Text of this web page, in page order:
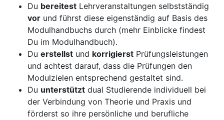
Du bereitest Lehrveranstaltungen selbstständig
vor und führst diese eigenständig auf Basis des
Modulhandbuchs durch (mehr Einblicke findest
Du im Modulhandbuch).
Du erstellst und korrigierst Prüfungsleistungen
und achtest darauf, dass die Prüfungen den
Modulzielen entsprechend gestaltet sind.
Du unterstützt dual Studierende individuell bei
der Verbindung von Theorie und Praxis und
förderst so ihre persönliche und berufliche